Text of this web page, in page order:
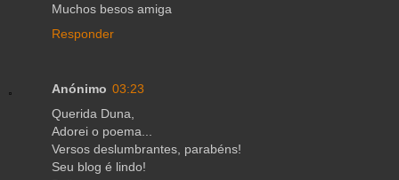
Muchos besos amiga
Responder
Anónimo 03:23
Querida Duna,
Adorei o poema...
Versos deslumbrantes, parabéns!
Seu blog é lindo!